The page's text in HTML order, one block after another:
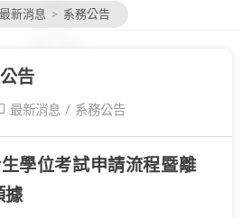
最新消息 > 系務公告
告
最新消息 / 系務公告
學位考試申請流程暨離
據